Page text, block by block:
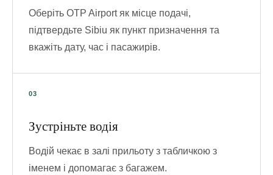
Оберіть OTP Airport як місце подачі,
підтвердьте Sibiu як пункт призначення та
вкажіть дату, час і пасажирів.
Зустріньте водія
Водій чекає в залі прильоту з табличкою з
іменем і допомагає з багажем.